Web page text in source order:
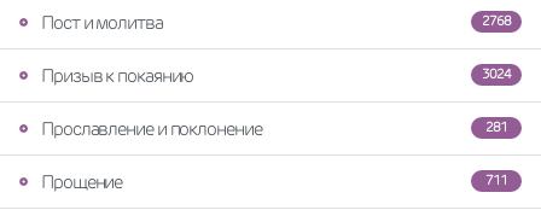
2768
Пост и молитва
3024
Призыв к покаянию
281
Прославление и поклонение
711
Прощение